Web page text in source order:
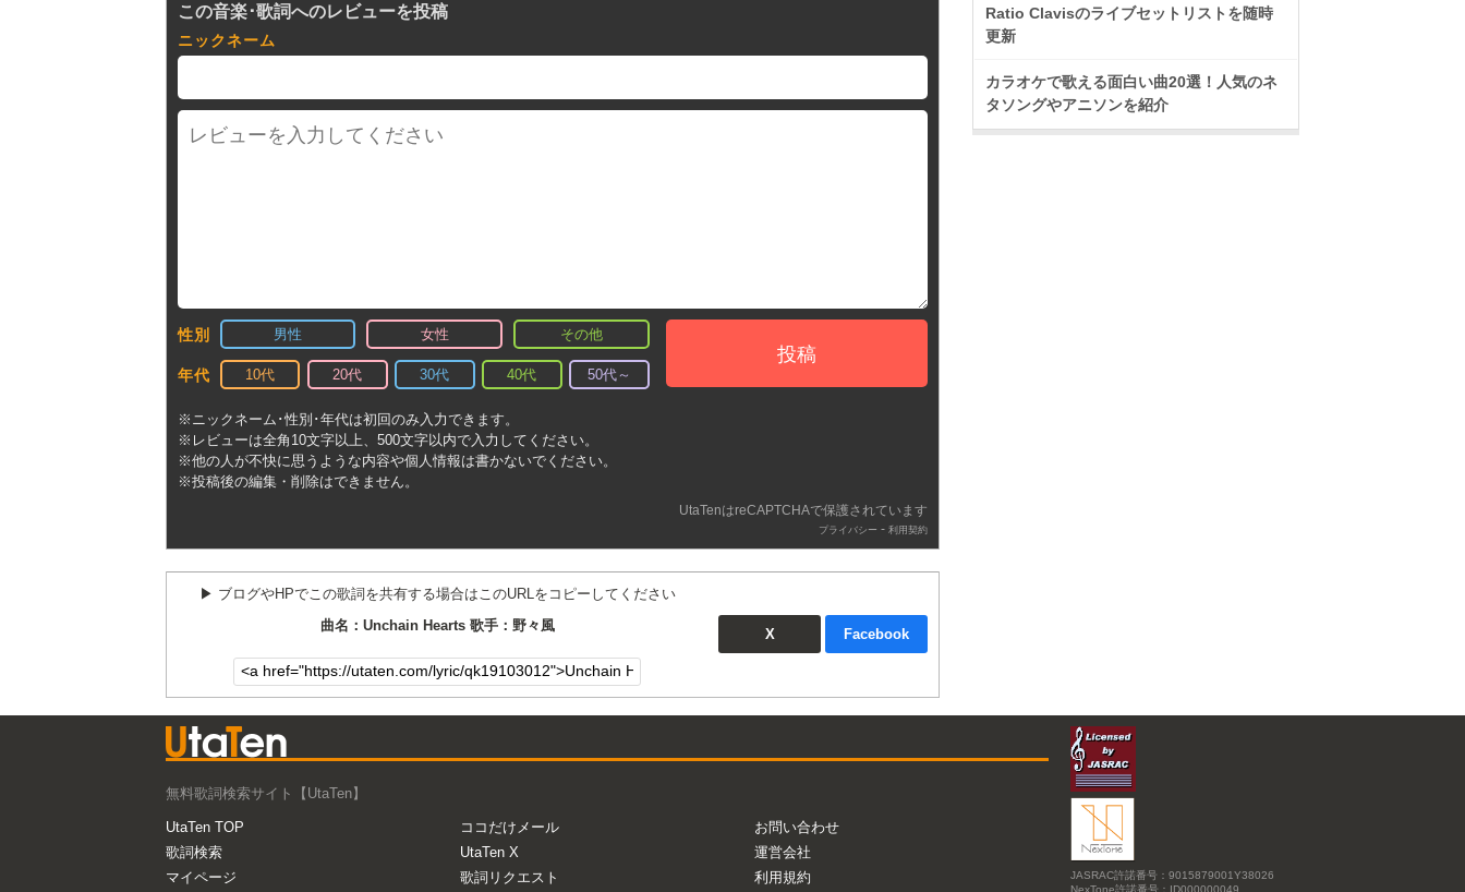
この音楽･歌詞へのレビューを投稿
ニックネーム
性別 男性 女性 その他
年代 10代 20代 30代 40代 50代～
投稿
※ニックネーム･性別･年代は初回のみ入力できます。
※レビューは全角10文字以上、500文字以内で入力してください。
※他の人が不快に思うような内容や個人情報は書かないでください。
※投稿後の編集・削除はできません。
UtaTenはreCAPTCHAで保護されています
プライバシー - 利用契約
▶︎ ブログやHPでこの歌詞を共有する場合はこのURLをコピーしてください
曲名：Unchain Hearts 歌手：野々風
X Facebook
Ratio Clavisのライブセットリストを随時
更新
カラオケで歌える面白い曲20選！人気のネ
タソングやアニソンを紹介
無料歌詞検索サイト【UtaTen】
UtaTen TOP
歌詞検索
マイページ
ココだけメール
UtaTen X
歌詞リクエスト
お問い合わせ
運営会社
利用規約
JASRAC許諾番号：9015879001Y38026
NexTone許諾番号：ID000000049